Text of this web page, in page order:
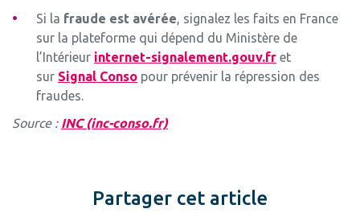
Si la fraude est avérée, signalez les faits en France
sur la plateforme qui dépend du Ministère de
l’Intérieur internet-signalement.gouv.fr et
sur Signal Conso pour prévenir la répression des
fraudes.
Source : INC (inc-conso.fr)
Partager cet article